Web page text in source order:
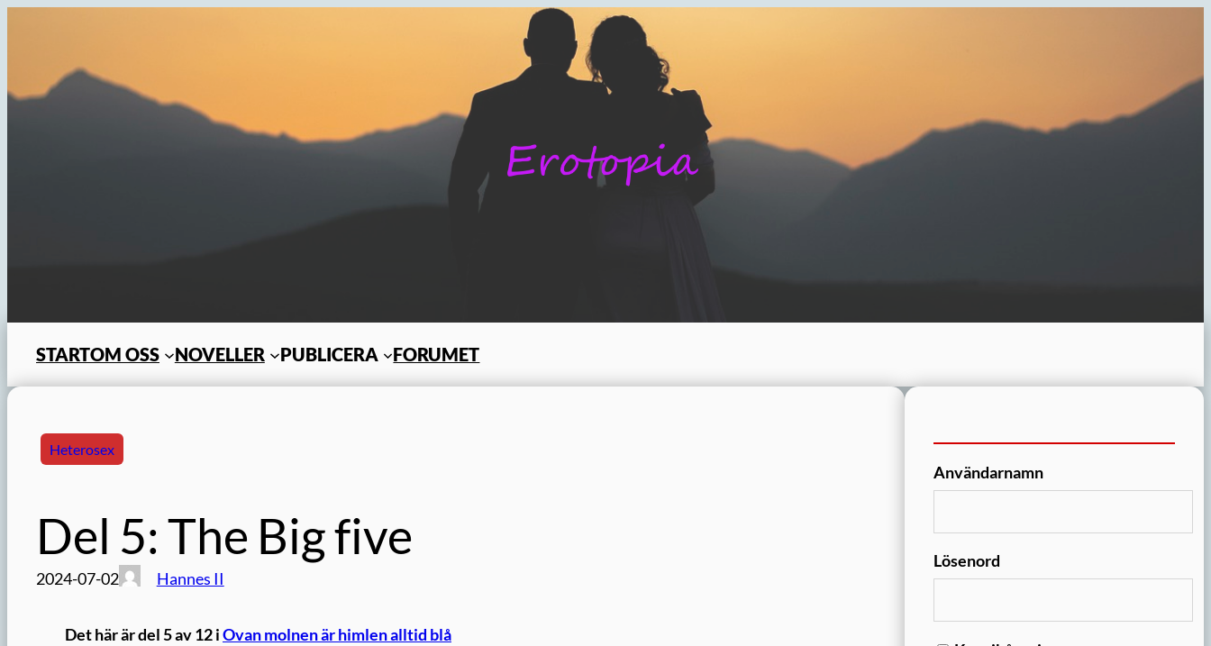
STARTOM OSS NOVELLER PUBLICERA FORUMET
Heterosex
Del 5: The Big five
2024-07-02 Hannes II
Det här är del 5 av 12 iOvan molnen är himlen alltid blå
Användarnamn
Lösenord